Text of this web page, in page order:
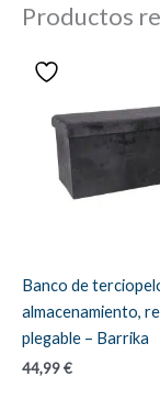
Productos
Banco de
almacenamiento,
plegable – Barrika
44,99€